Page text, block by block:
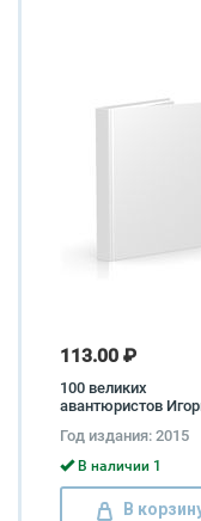
113.00 ₽
100 великих
авантюристов
Год издания: 2015
В наличии 1
В